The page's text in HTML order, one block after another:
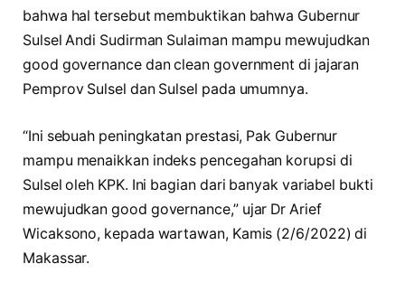
bahwa hal tersebut membuktikan bahwa Gubernur
Sulsel Andi Sudirman Sulaiman mampu mewujudkan
good governance dan clean government di jajaran
Pemprov Sulsel dan Sulsel pada umumnya.
“Ini sebuah peningkatan prestasi, Pak Gubernur
mampu menaikkan indeks pencegahan korupsi di
Sulsel oleh KPK. Ini bagian dari banyak variabel bukti
mewujudkan good governance,” ujar Dr Arief
Wicaksono, kepada wartawan, Kamis (2/6/2022) di
Makassar.